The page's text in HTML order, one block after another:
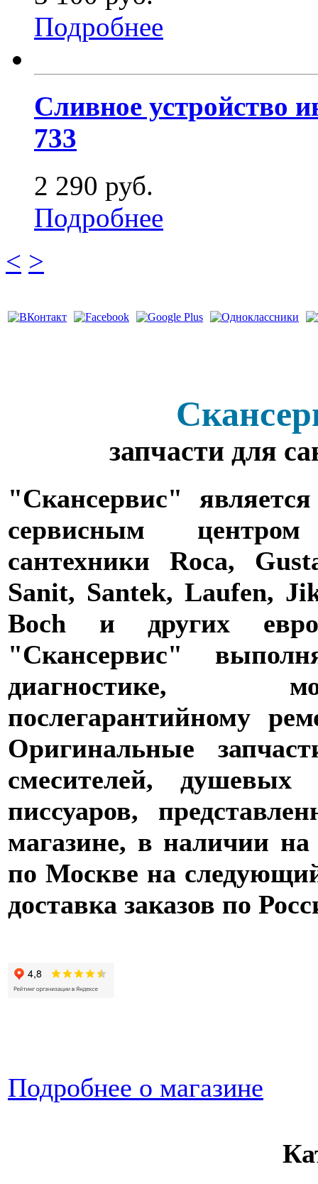
Подробнее
Сливное устройство
733
2 290 руб.
Подробнее
< >
запчасти для
"Скансервис"
сервисным
сантехники Roca,
Sanit, Santek, Laufen,
Boch и других
"Скансервис"
диагностике,
послегарантийному
Оригинальные
смесителей, душевых
писсуаров,
магазине, в наличии на
по Москве на
доставка заказов по
Подробнее о магазине